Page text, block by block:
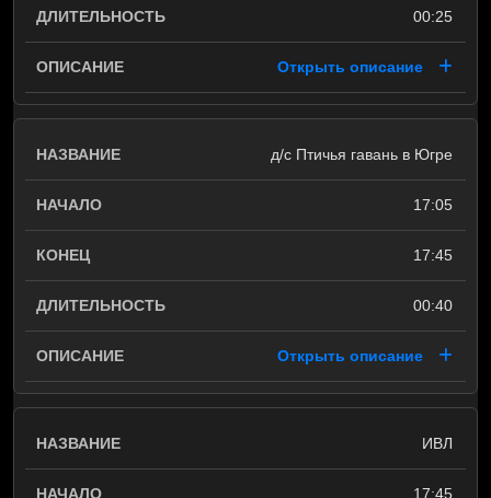
00:25
Открыть описание
д/с Птичья гавань в Югре
17:05
17:45
00:40
Открыть описание
ИВЛ
17:45